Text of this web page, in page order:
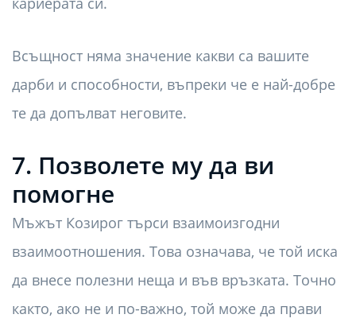
Всъщност няма значение какви са вашите
дарби и способности, въпреки че е най-добре
те да допълват неговите.
7. Позволете му да ви
помогне
Мъжът Козирог търси взаимоизгодни
взаимоотношения. Това означава, че той иска
да внесе полезни неща и във връзката. Точно
както, ако не и по-важно, той може да прави